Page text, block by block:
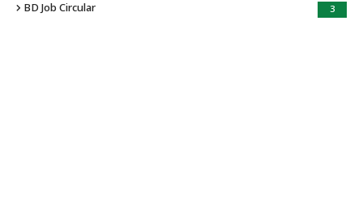
BD Job Circular 3